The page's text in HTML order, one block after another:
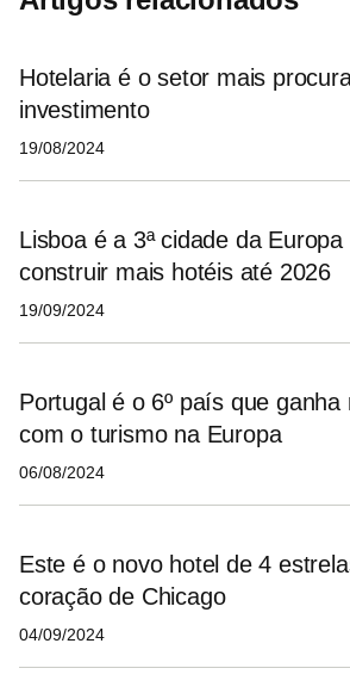
Hotelaria é o setor mais
investimento
19/08/2024
Lisboa é a 3ª cidade da Europa
construir mais hotéis até 2026
19/09/2024
Portugal é o 6º país que ganha
com o turismo na Europa
06/08/2024
Este é o novo hotel de 4
coração de Chicago
04/09/2024